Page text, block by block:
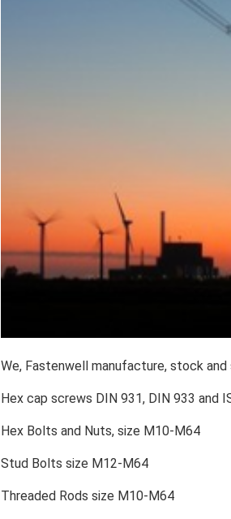
We, Fastenwell manufacture, stock
Hex cap screws DIN 931, DIN 933 and
Hex Bolts and Nuts, size M10-M64
Stud Bolts size M12-M64
Threaded Rods size M10-M64